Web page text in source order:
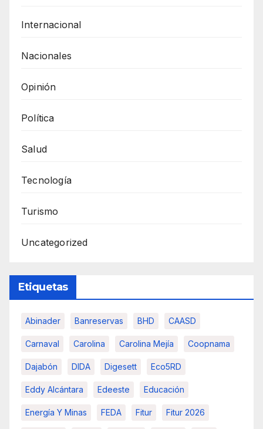
Internacional
Nacionales
Opinión
Política
Salud
Tecnología
Turismo
Uncategorized
Etiquetas
Abinader Banreservas BHD CAASD
Carnaval Carolina Carolina Mejía Coopnama
Dajabón DIDA Digesett Eco5RD
Eddy Alcántara Edeeste Educación
Energía Y Minas FEDA Fitur Fitur 2026